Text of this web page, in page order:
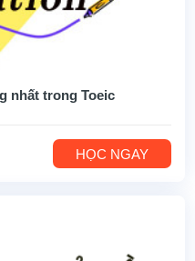
nhất trong Toeic
HỌC NGAY